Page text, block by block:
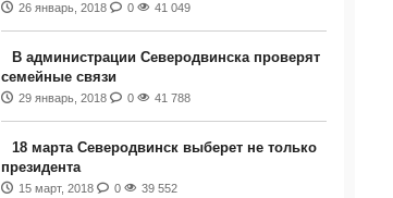
26 январь, 2018 0 41 049
В администрации Северодвинска проверят
семейные связи
29 январь, 2018 0 41 788
18 марта Северодвинск выберет не только
президента
15 март, 2018 0 39 552